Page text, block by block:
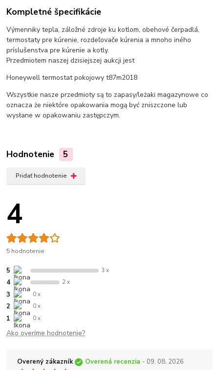
Kompletné špecifikácie
Výmenniky tepla, záložné zdroje ku kotlom, obehové čerpadlá,
termostaty pre kúrenie, rozdeľovače kúrenia a mnoho iného
príslušenstva pre kúrenie a kotly.
Przedmiotem naszej dzisiejszej aukcji jest
Honeywell termostat pokojowy t87m2018
Wszystkie nasze przedmioty są to zapasy/leżaki magazynowe co
oznacza że niektóre opakowania mogą być zniszczone lub
wysłane w opakowaniu zastępczym.
Hodnotenie 5
Pridať hodnotenie
4
5 hodnotenie
5 3 x
4 2 x
3 0 x
2 0 x
1 0 x
Ako overíme hodnotenie?
Overený zákazník Overená recenzia - 09. 08. 2026